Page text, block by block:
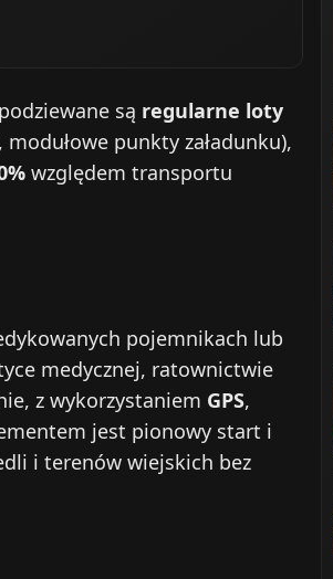
są regularne loty
punkty załadunku),
względem transportu
pojemnikach lub
medycznej, ratownictwie
z wykorzystaniem GPS,
jest pionowy start i
i terenów wiejskich bez